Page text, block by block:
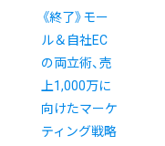
《終了》モー
ル＆自社EC
の両立術、売
上1,000万に
向けたマーケ
ティング戦略